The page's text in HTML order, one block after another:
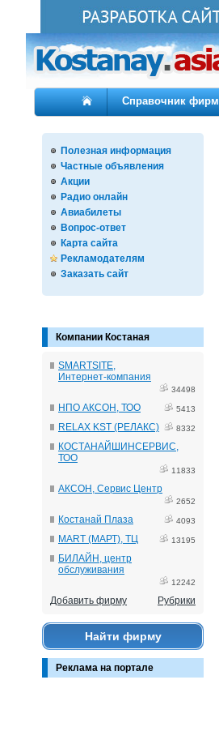
Справочник фирм
Полезная информация
Частные объявления
Акции
Радио онлайн
Авиабилеты
Вопрос-ответ
Карта сайта
Рекламодателям
Заказать сайт
Компании Костаная
SMARTSITE,
Интернет-компания
34498
НПО АКСОН, ТОО 5413
RELAX KST (РЕЛАКС) 8332
КОСТАНАЙШИНСЕРВИС,
ТОО
11833
АКСОН, Сервис Центр
2652
Костанай Плаза 4093
MART (МАРТ), ТЦ 13195
БИЛАЙН, центр
обслуживания
12242
Добавить фирму Рубрики
Найти фирму
Реклама на портале